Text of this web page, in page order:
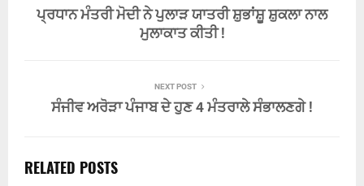
ਪ੍ਰਧਾਨ ਮੰਤਰੀ ਮੋਦੀ ਨੇ ਪੁਲਾੜ ਯਾਤਰੀ ਸ਼ੁਭਾਂਸ਼ੂ ਸ਼ੁਕਲਾ ਨਾਲ
ਮੁਲਾਕਾਤ ਕੀਤੀ !
NEXT POST
ਸੰਜੀਵ ਅਰੋੜਾ ਪੰਜਾਬ ਦੇ ਹੁਣ 4 ਮੰਤਰਾਲੇ ਸੰਭਾਲਣਗੇ !
RELATED POSTS